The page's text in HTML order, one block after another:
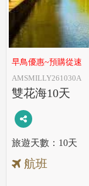
早鳥優惠~預購從速
AMSMILLY261030A
雙花海10天
10天
航班